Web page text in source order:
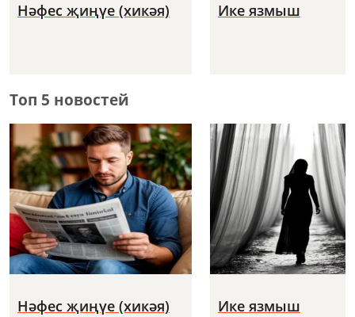
Нәфес җиңүе (хикәя) Ике язмыш
Топ 5 новостей
Нәфес җиңүе (хикәя) Ике язмыш